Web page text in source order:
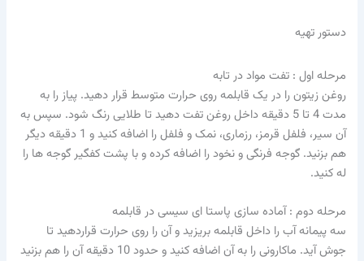
دستور تهیه
مرحله اول : تفت مواد در تابه
روغن زیتون را در یک قابلمه روی حرارت متوسط قرار دهید. پیاز را به
مدت 4 تا 5 دقیقه داخل روغن تفت دهید تا طلایی رنگ شود. سپس به
آن سیر، فلفل قرمز، رزماری، نمک و فلفل را اضافه کنید و 1 دقیقه دیگر
هم بزنید. گوجه فرنگی و نخود را اضافه کرده و با پشت کفگیر گوجه ها را
له کنید.
مرحله دوم : آماده سازی پاستا ای سیسی در قابلمه
سه پیمانه آب را داخل قابلمه بریزید و آن را روی حرارت قراردهید تا
جوش آید. ماکارونی را به آن اضافه کنید و حدود 10 دقیقه آن را هم بزنید